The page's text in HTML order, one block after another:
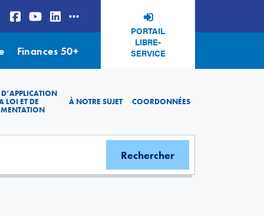
PORTAIL
LIBRE-
SERVICE
Finances 50+
LOI ET DE
À NOTRE SUJET COORDONNÉES